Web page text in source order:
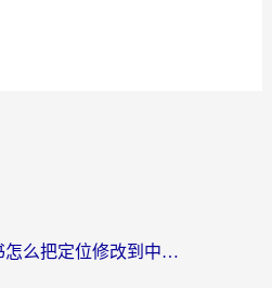
在意大利用小红书怎么把定位修改到中国国内？3个实用技巧+1个靠谱工具帮你搞定